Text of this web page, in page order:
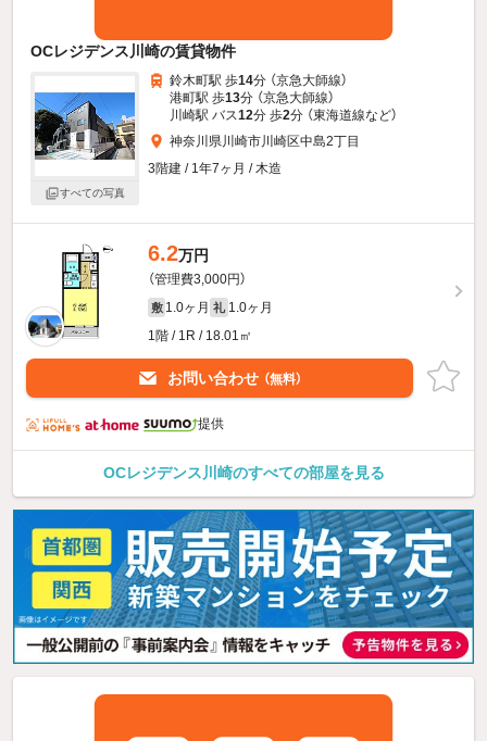
OCレジデンス川崎の賃貸物件
すべての写真
鈴木町駅 歩14分 （京急大師線）
港町駅 歩13分 （京急大師線）
川崎駅 バス12分 歩2分 （東海道線など）
神奈川県川崎市川崎区中島2丁目
3階建 / 1年7ヶ月 / 木造
6.2万円
（管理費3,000円）
敷 1.0ヶ月 礼 1.0ヶ月
1階 / 1R / 18.01㎡
お問い合わせ （無料）
提供
OCレジデンス川崎のすべての部屋を見る